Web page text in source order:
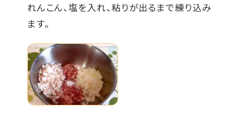
れんこん、塩を入れ、粘りが出るまで練り込み
ます。